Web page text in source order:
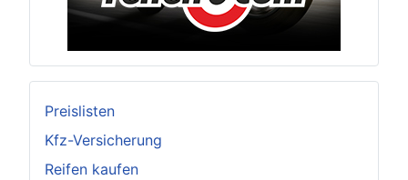
Preislisten
Kfz-Versicherung
Reifen kaufen